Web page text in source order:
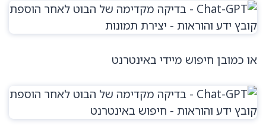
או כמובן חיפוש מיידי באינטרנט